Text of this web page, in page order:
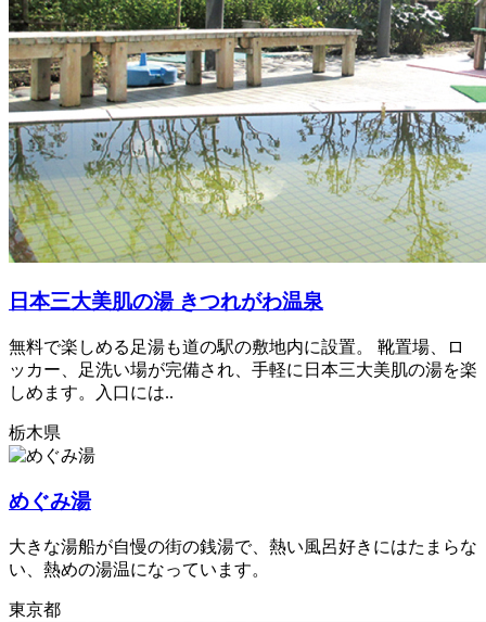
日本三大美肌の湯 きつれがわ温泉
無料で楽しめる足湯も道の駅の敷地内に設置。 靴置場、ロ
ッカー、足洗い場が完備され、手軽に日本三大美肌の湯を楽
しめます。入口には..
栃木県
めぐみ湯
大きな湯船が自慢の街の銭湯で、熱い風呂好きにはたまらな
い、熱めの湯温になっています。
東京都